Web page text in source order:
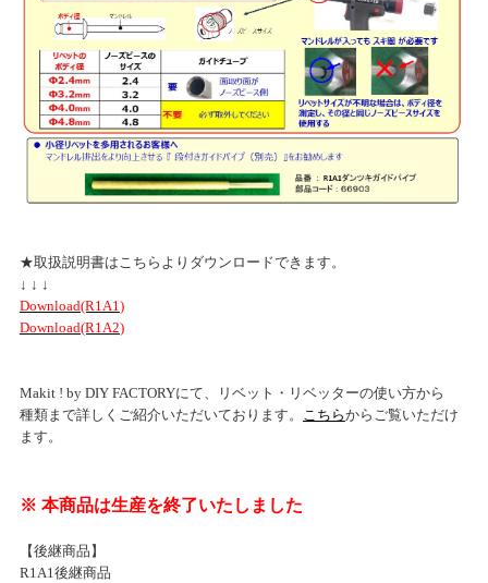
★取扱説明書はこちらよりダウンロードできます。
↓ ↓ ↓
Download(R1A1)
Download(R1A2)
Makit ! by DIY FACTORYにて、リベット・リベッターの使い方から
種類まで詳しくご紹介いただいております。 こちらからご覧いただけ
ます。
※ 本商品は生産を終了いたしました
【後継商品】
R1A1後継商品